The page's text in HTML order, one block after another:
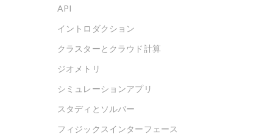
API
イントロダクション
クラスターとクラウド計算
ジオメトリ
シミュレーションアプリ
スタディとソルバー
フィジックスインターフェース